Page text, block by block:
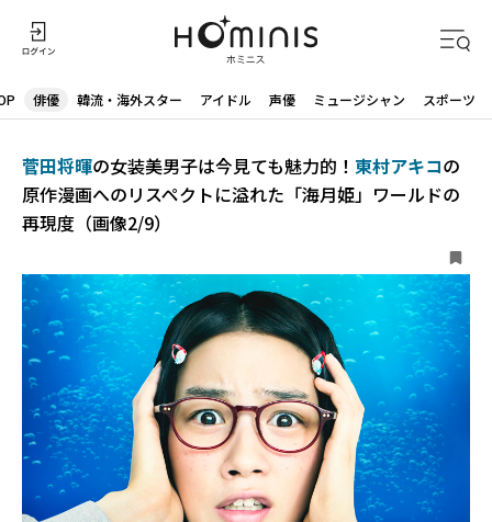
俳優 韓流・海外スター アイドル 声優 ミュージシャン スポーツ
菅田将暉の女装美男子は今見ても魅力的！ 東村アキコの
原作漫画へのリスペクトに溢れた「海月姫」ワールドの
再現度（画像2/9）